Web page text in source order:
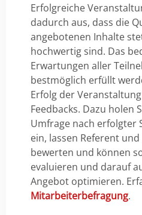
Erfolgreiche
dadurch aus, dass die
angebotenen Inhalte
hochwertig sind. Das
Erwartungen aller
bestmöglich erfüllt
Erfolg der
Feedbacks. Dazu holen
Umfrage nach erfolgter
ein, lassen Referent
bewerten und können
evaluieren und darauf
Angebot optimieren.
Mitarbeiterbefragung.